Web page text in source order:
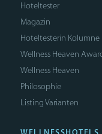
Hoteltester
Magazin
Hoteltesterin Kolumne
Wellness Heaven
Wellness Heaven
Philosophie
Listing Varianten